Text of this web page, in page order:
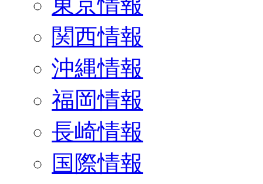
関西情報
沖縄情報
福岡情報
長崎情報
国際情報